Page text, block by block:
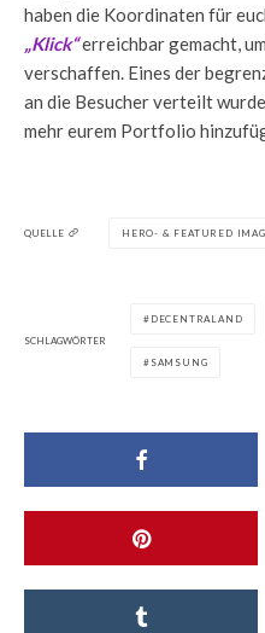
haben die Koordinaten für
„Klick“erreichbar gemacht,
verschaffen. Eines der
an die Besucher verteilt
mehr eurem Portfolio
QUELLE HERO- & FEATURED
SCHLAGWÖRTER
DECENTRALAND
SAMSUNG